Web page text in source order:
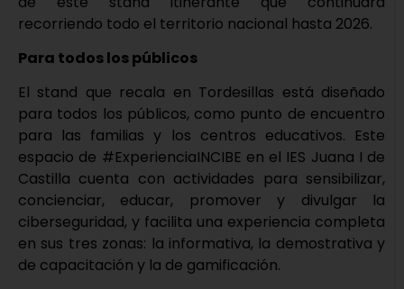
recorriendo todo el territorio nacional hasta 2026.
Para todos los públicos
El stand que recala en Tordesillas está diseñado
para todos los públicos, como punto de encuentro
para las familias y los centros educativos. Este
espacio de #ExperienciaINCIBE en el IES Juana I de
Castilla cuenta con actividades para sensibilizar,
concienciar, educar, promover y divulgar la
ciberseguridad, y facilita una experiencia completa
en sus tres zonas: la informativa, la demostrativa y
de capacitación y la de gamificación.